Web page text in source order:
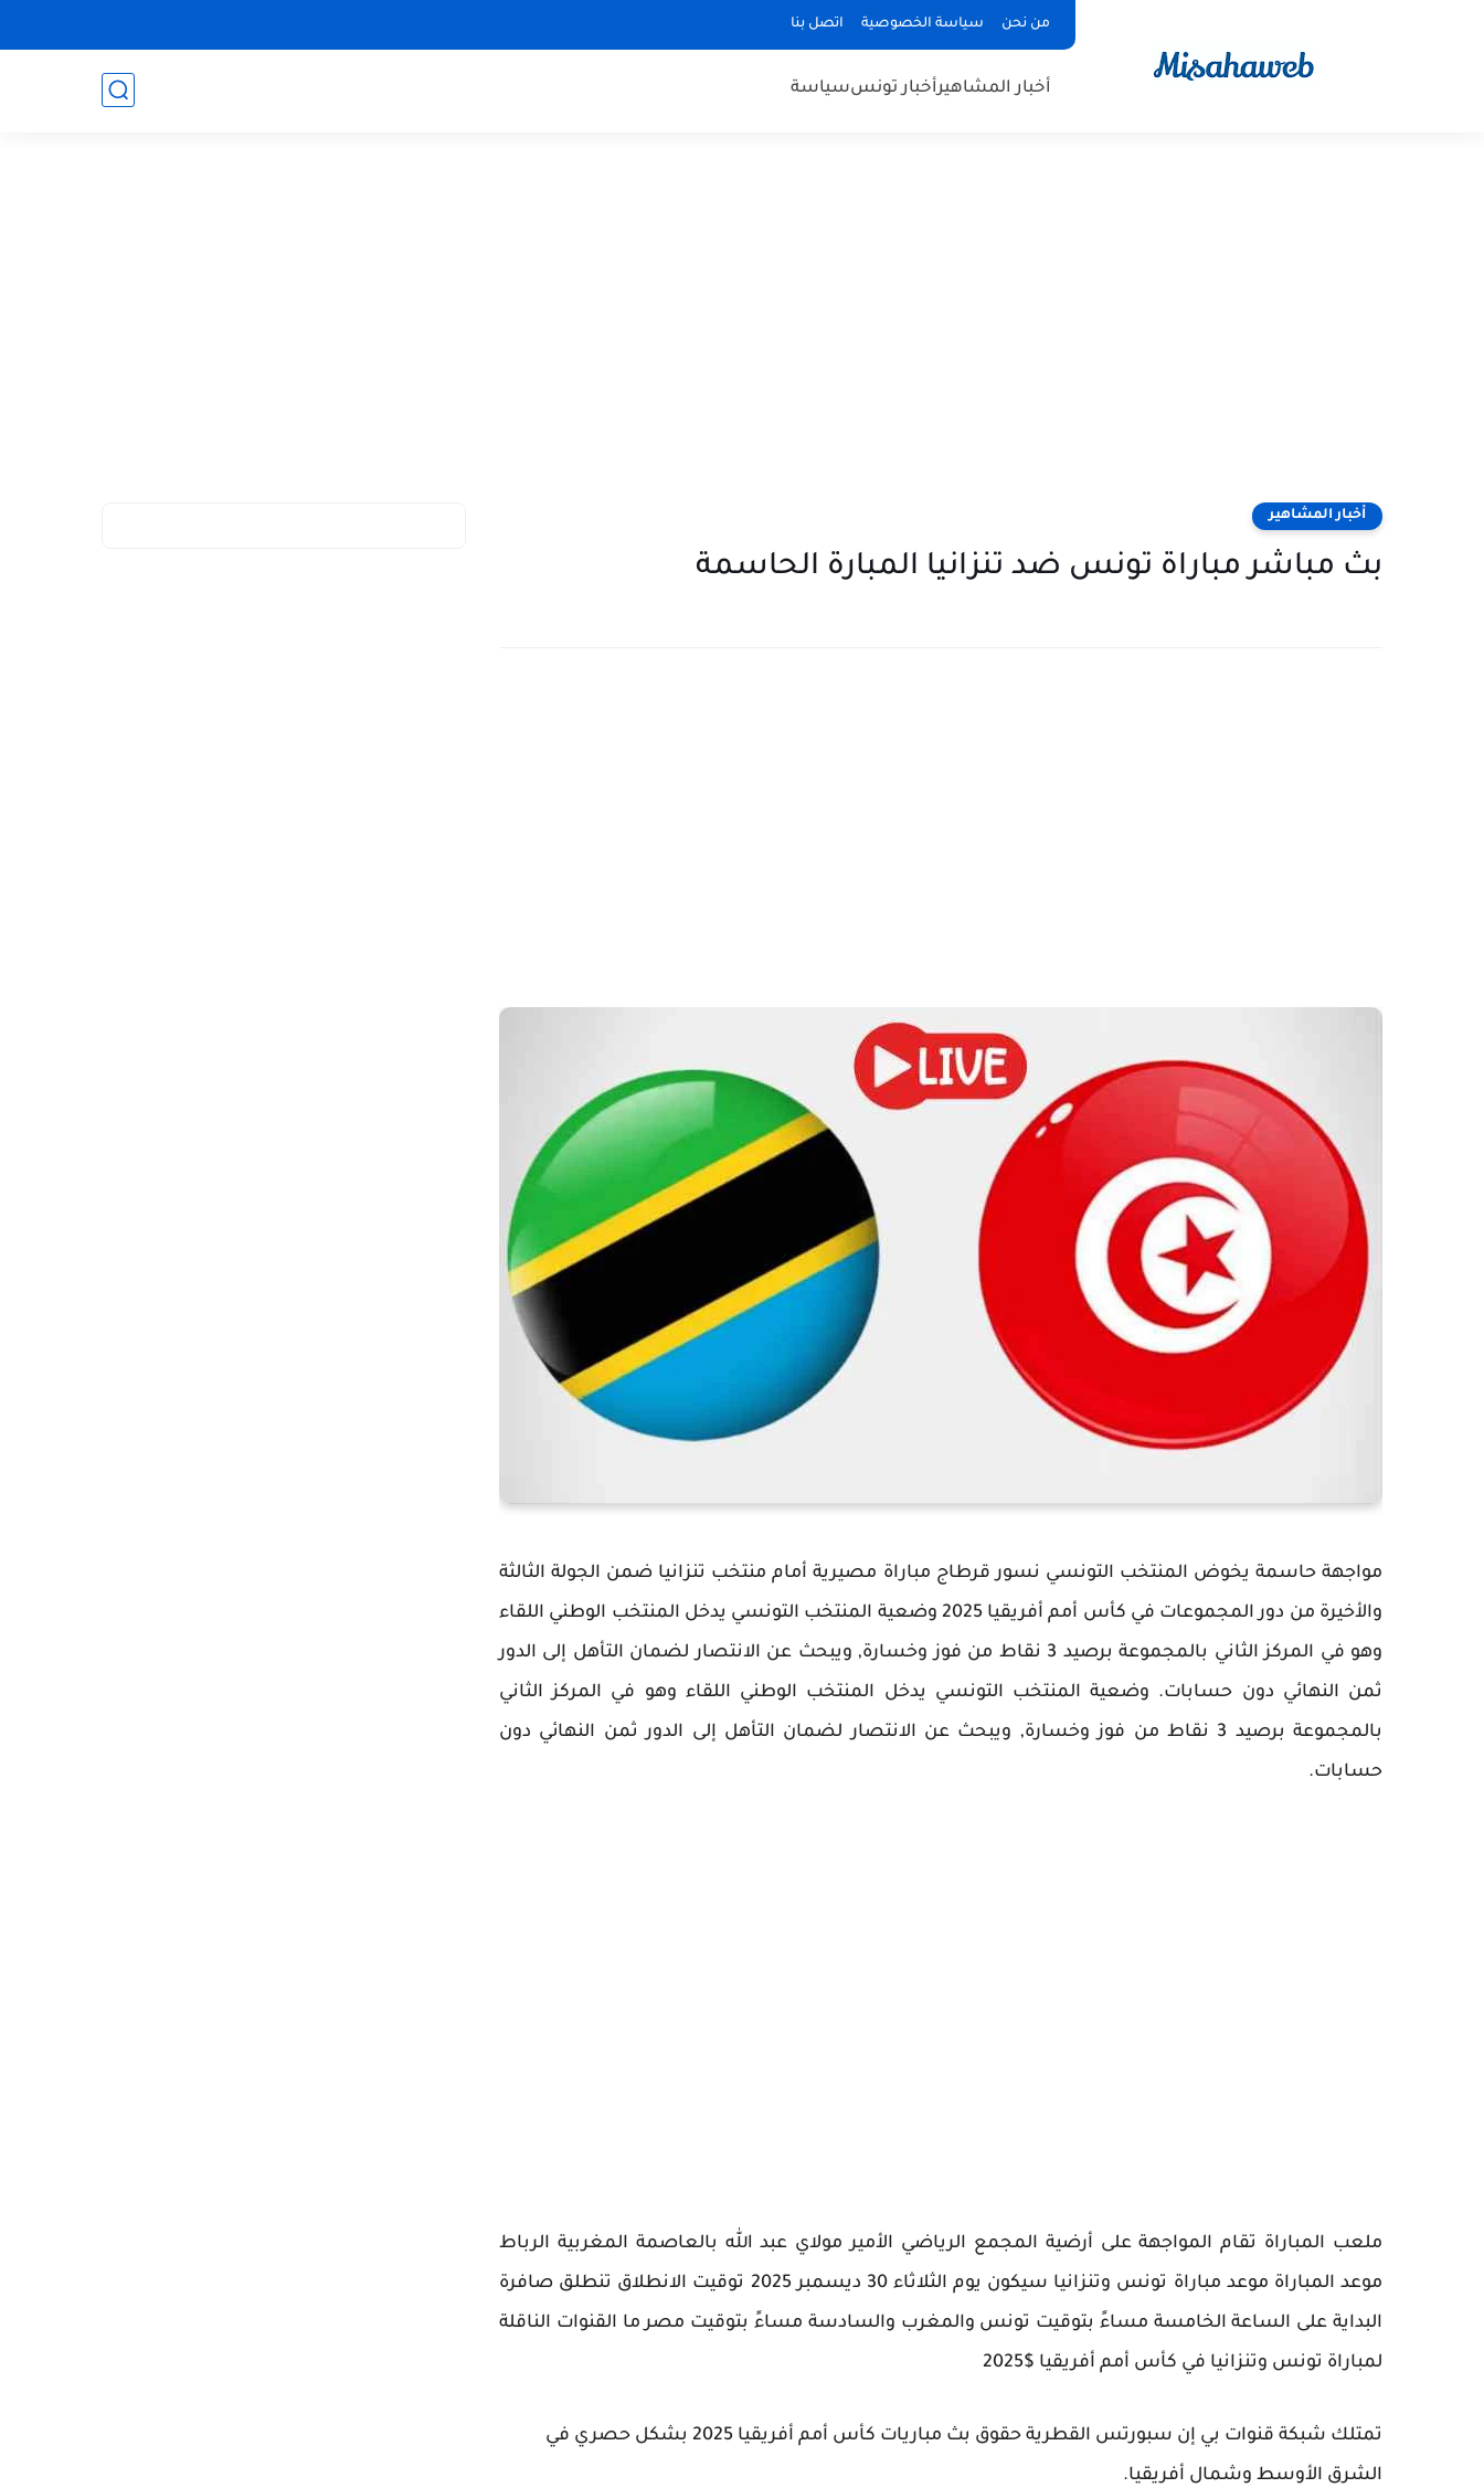
من نحن سياسة الخصوصية اتصل بنا
أخبار المشاهيرأخبار تونسسياسة
أخبار المشاهير
بث مباشر مباراة تونس ضد تنزانيا المبارة الحاسمة
مواجهة حاسمة يخوض المنتخب التونسي نسور قرطاج مباراة مصيرية أمام منتخب تنزانيا ضمن الجولة الثالثة
والأخيرة من دور المجموعات في كأس أمم أفريقيا 2025 وضعية المنتخب التونسي يدخل المنتخب الوطني اللقاء
وهو في المركز الثاني بالمجموعة برصيد 3 نقاط من فوز وخسارة, ويبحث عن الانتصار لضمان التأهل إلى الدور
ثمن النهائي دون حسابات. وضعية المنتخب التونسي يدخل المنتخب الوطني اللقاء وهو في المركز الثاني
بالمجموعة برصيد 3 نقاط من فوز وخسارة, ويبحث عن الانتصار لضمان التأهل إلى الدور ثمن النهائي دون
حسابات.
ملعب المباراة تقام المواجهة على أرضية المجمع الرياضي الأمير مولاي عبد الله بالعاصمة المغربية الرباط
موعد المباراة موعد مباراة تونس وتنزانيا سيكون يوم الثلاثاء 30 ديسمبر 2025 توقيت الانطلاق تنطلق صافرة
البداية على الساعة الخامسة مساءً بتوقيت تونس والمغرب والسادسة مساءً بتوقيت مصر ما القنوات الناقلة
لمباراة تونس وتنزانيا في كأس أمم أفريقيا $2025
تمتلك شبكة قنوات بي إن سبورتس القطرية حقوق بث مباريات كأس أمم أفريقيا 2025 بشكل حصري في
الشرق الأوسط وشمال أفريقيا.